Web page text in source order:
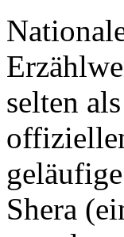
selten
Shera